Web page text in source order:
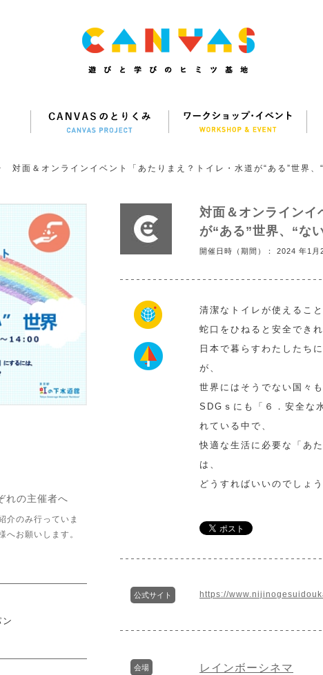
対面＆オンラインイベント「あたりまえ？トイレ・水道が“ある”世界、“
れの主催者へ
介のみ行っていま
へお願いします。
対面＆オンラインイ
が“ある”世界、“な
開催日時（期間）： 2024 年1月
清潔なトイレが使えること
蛇口をひねると安全でき
日本で暮らすわたしたち
が、
世界にはそうでない国々
SDGｓにも「６．安全な
れている中で、
快適な生活に必要な「あ
は、
どうすればいいのでしょ
公式サイト https://
会場 レインボーシネマ